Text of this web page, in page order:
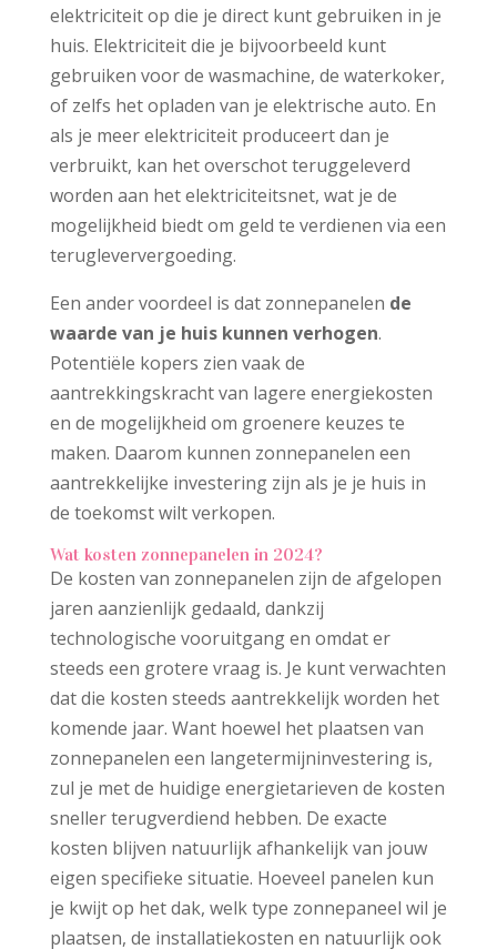
elektriciteit op die je direct kunt gebruiken in je
huis. Elektriciteit die je bijvoorbeeld kunt
gebruiken voor de wasmachine, de waterkoker,
of zelfs het opladen van je elektrische auto. En
als je meer elektriciteit produceert dan je
verbruikt, kan het overschot teruggeleverd
worden aan het elektriciteitsnet, wat je de
mogelijkheid biedt om geld te verdienen via een
terugleververgoeding.
Een ander voordeel is dat zonnepanelen de
waarde van je huis kunnen verhogen.
Potentiële kopers zien vaak de
aantrekkingskracht van lagere energiekosten
en de mogelijkheid om groenere keuzes te
maken. Daarom kunnen zonnepanelen een
aantrekkelijke investering zijn als je je huis in
de toekomst wilt verkopen.
Wat kosten zonnepanelen in 2024?
De kosten van zonnepanelen zijn de afgelopen
jaren aanzienlijk gedaald, dankzij
technologische vooruitgang en omdat er
steeds een grotere vraag is. Je kunt verwachten
dat die kosten steeds aantrekkelijk worden het
komende jaar. Want hoewel het plaatsen van
zonnepanelen een langetermijninvestering is,
zul je met de huidige energietarieven de kosten
sneller terugverdiend hebben. De exacte
kosten blijven natuurlijk afhankelijk van jouw
eigen specifieke situatie. Hoeveel panelen kun
je kwijt op het dak, welk type zonnepaneel wil je
plaatsen, de installatiekosten en natuurlijk ook